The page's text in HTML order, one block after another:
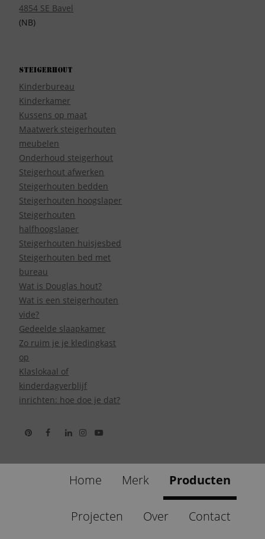
4854 SE Bavel
(NB)
Steigerhout
Kinderbureau
Kinderkamer
Kussens op maat
Maatwerk steigerhouten
meubelen
Onderhoud steigerhout
Steigerhout afwerken
Steigerhouten bedden
Steigerhouten hoogslaper
Steigerhouten
halfhoogslaper
Steigerhouten huisjesbed
Steigerhouten bed met
bureau
Wat is Douglas hout?
Wat is een steigerhouten
vide?
Gedeelde slaapkamer
Zo ruim je je kledingkast
op
Klaslokaal of
kinderdagverblijf
inrichten: hoe doe je dat?
Home Merk Producten
Projecten Over Contact